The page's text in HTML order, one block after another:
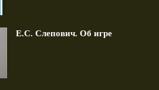
Е.С. Слепович. Об игре